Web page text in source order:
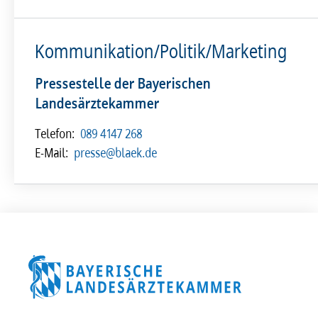
Kommunikation/Politik/Marketing
Pressestelle der Bayerischen
Landesärztekammer
Telefon: 089 4147 268
E-Mail: presse@blaek.de